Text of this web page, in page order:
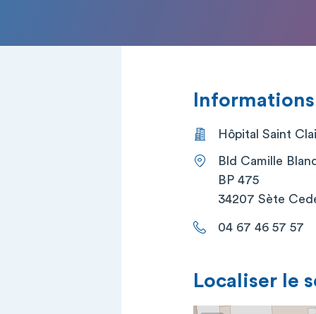
Hôpital Saint
Bld Camille
BP 475
34207 Sète
04 67 46 57 57
Localiser le